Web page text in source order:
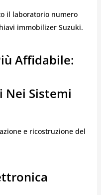
il laboratorio numero
immobilizer Suzuki.
Affidabile:
Nei Sistemi
e ricostruzione del